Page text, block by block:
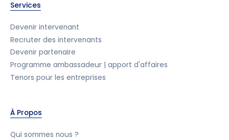
Services
Devenir intervenant
Recruter des intervenants
Devenir partenaire
Programme ambassadeur | apport d'affaires
Tenors pour les entreprises
À Propos
Qui sommes nous ?